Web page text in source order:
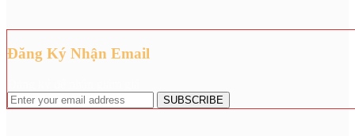
Đăng Ký Nhận Email